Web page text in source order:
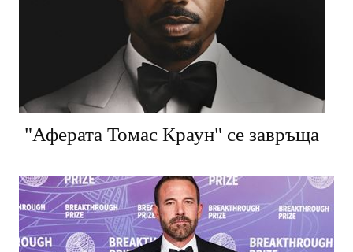
"Аферата Томас Краун" се завръща